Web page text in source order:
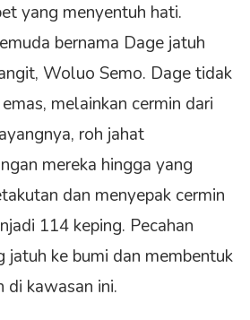
yang menyentuh hati.
bernama Dage jatuh
Woluo Semo. Dage tidak
melainkan cermin dari
roh jahat
mereka hingga yang
dan menyepak cermin
114 keping. Pecahan
jatuh ke bumi dan membentuk
di kawasan ini.